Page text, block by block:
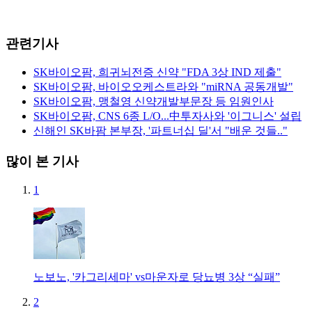
관련기사
SK바이오팜, 희귀뇌전증 신약 "FDA 3상 IND 제출"
SK바이오팜, 바이오오케스트라와 "miRNA 공동개발"
SK바이오팜, 맹철영 신약개발부문장 등 임원인사
SK바이오팜, CNS 6종 L/O...中투자사와 '이그니스' 설립
신해인 SK바팜 본부장, '파트너십 딜'서 "배운 것들.."
많이 본 기사
1
노보노, '카그리세마' vs마운자로 당뇨병 3상 “실패”
2